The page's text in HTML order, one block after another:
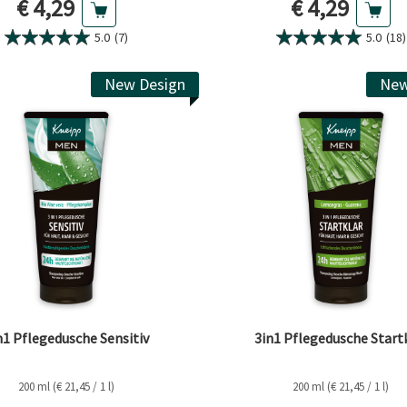
Aktueller Preis
€ 4,29
5.0 (7)
Aktueller
€ 4,29
5.0 (18)
New Design
Pflegedusche Sensitiv
200 ml (€ 21,45 / 1 l)
3in1 Pflegedusche
200 ml (€ 21,45 / 1 l)